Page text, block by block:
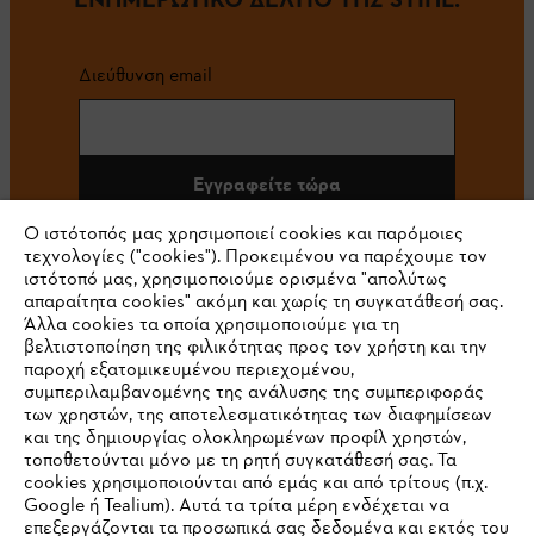
Διεύθυνση email
Εγγραφείτε τώρα
#STIHL
Εταιρεία
Ο ιστότοπός μας χρησιμοποιεί cookies και παρόμοιες
τεχνολογίες ("cookies"). Προκειμένου να παρέχουμε τον
ιστότοπό μας, χρησιμοποιούμε ορισμένα "απολύτως
απαραίτητα cookies" ακόμη και χωρίς τη συγκατάθεσή σας.
Άλλα cookies τα οποία χρησιμοποιούμε για τη
βελτιστοποίηση της φιλικότητας προς τον χρήστη και την
παροχή εξατομικευμένου περιεχομένου,
συμπεριλαμβανομένης της ανάλυσης της συμπεριφοράς
των χρηστών, της αποτελεσματικότητας των διαφημίσεων
και της δημιουργίας ολοκληρωμένων προφίλ χρηστών,
τοποθετούνται μόνο με τη ρητή συγκατάθεσή σας. Τα
cookies χρησιμοποιούνται από εμάς και από τρίτους (π.χ.
Google ή Tealium). Αυτά τα τρίτα μέρη ενδέχεται να
επεξεργάζονται τα προσωπικά σας δεδομένα και εκτός του